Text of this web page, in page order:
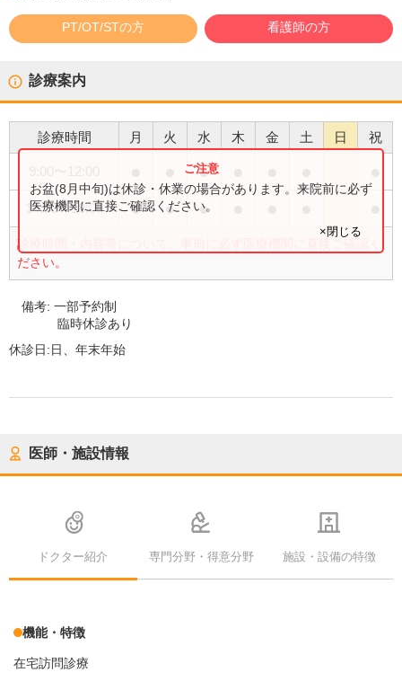
PT/OT/STの方 看護師の方
診療案内
診療時間 月 火 水 木 金 土 日 祝
●
14:00〜18:00 ● ● ●
診療時間・内容等について、事前に必ず医療機関に直接ご確認く
ださい。
お盆(8月中旬)は休診・休業の場合があります。来院前に必ず
医療機関に直接ご確認ください。
×閉じる
備考:一部予約制
臨時休診あり
休診日:日、年末年始
医師・施設情報
ドクター紹介 専門分野・得意分野 施設・設備の特徴
機能・特徴
在宅訪問診療